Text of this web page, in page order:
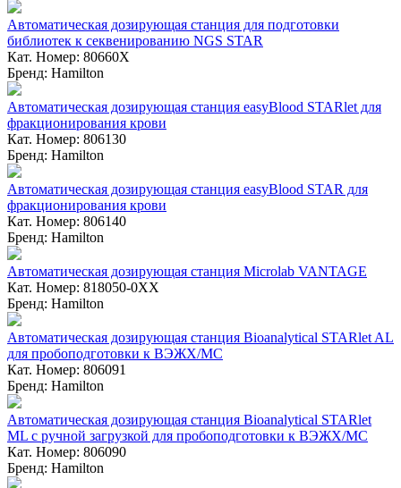
Автоматическая дозирующая станция для подготовки
библиотек к секвенированию NGS STAR
Кат. Номер: 80660X
Бренд: Hamilton
Автоматическая дозирующая станция easyBlood STARlet для
фракционирования крови
Кат. Номер: 806130
Бренд: Hamilton
Автоматическая дозирующая станция easyBlood STAR для
фракционирования крови
Кат. Номер: 806140
Бренд: Hamilton
Автоматическая дозирующая станция Microlab VANTAGE
Кат. Номер: 818050-0ХХ
Бренд: Hamilton
Автоматическая дозирующая станция Bioanalytical STARlet AL
для пробоподготовки к ВЭЖХ/МС
Кат. Номер: 806091
Бренд: Hamilton
Автоматическая дозирующая станция Bioanalytical STARlet
ML с ручной загрузкой для пробоподготовки к ВЭЖХ/МС
Кат. Номер: 806090
Бренд: Hamilton